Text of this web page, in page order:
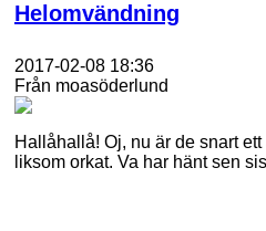
Helomvändning
2017-02-08 18:36
Från moasöderlund
Hallåhallå! Oj, nu är de snart
liksom orkat. Va har hänt sen